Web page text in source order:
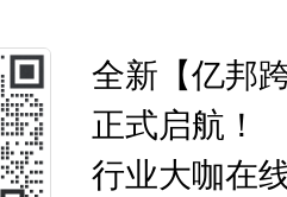
全新【亿邦
正式启航！
行业大咖在